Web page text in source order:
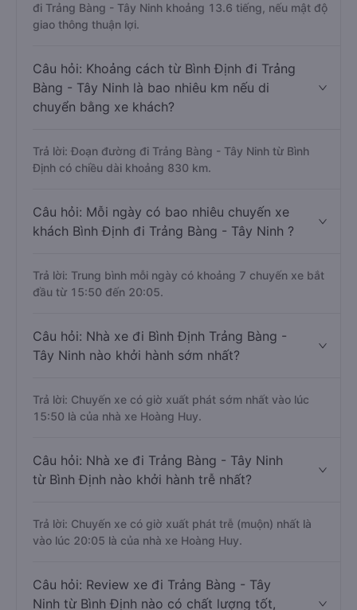
đi Trảng Bàng - Tây Ninh khoảng 13.6 tiếng, nếu mật độ
giao thông thuận lợi.
Câu hỏi: Khoảng cách từ Bình Định đi Trảng
Bàng - Tây Ninh là bao nhiêu km nếu di
chuyển bằng xe khách?
Trả lời: Đoạn đường đi Trảng Bàng - Tây Ninh từ Bình
Định có chiều dài khoảng 830 km.
Câu hỏi: Mỗi ngày có bao nhiêu chuyến xe
khách Bình Định đi Trảng Bàng - Tây Ninh ?
Trả lời: Trung bình mỗi ngày có khoảng 7 chuyến xe bắt
đầu từ 15:50 đến 20:05.
Câu hỏi: Nhà xe đi Bình Định Trảng Bàng -
Tây Ninh nào khởi hành sớm nhất?
Trả lời: Chuyến xe có giờ xuất phát sớm nhất vào lúc
15:50 là của nhà xe Hoàng Huy.
Câu hỏi: Nhà xe đi Trảng Bàng - Tây Ninh
từ Bình Định nào khởi hành trễ nhất?
Trả lời: Chuyến xe có giờ xuất phát trễ (muộn) nhất là
vào lúc 20:05 là của nhà xe Hoàng Huy.
Câu hỏi: Review xe đi Trảng Bàng - Tây
Ninh từ Bình Định nào có chất lượng tốt,